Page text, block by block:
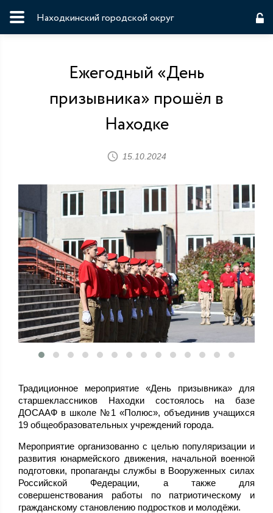
Находкинский городской округ
Ежегодный «День
призывника» прошёл в
Находке
15.10.2024
Традиционное мероприятие «День призывника» для
старшеклассников Находки состоялось на базе
ДОСААФ в школе №1 «Полюс», объединив учащихся
19 общеобразовательных учреждений города.
Мероприятие организованно с целью популяризации и
развития юнармейского движения, начальной военной
подготовки, пропаганды службы в Вооруженных силах
Российской Федерации, а также для
совершенствования работы по патриотическому и
гражданскому становлению подростков и молодёжи.